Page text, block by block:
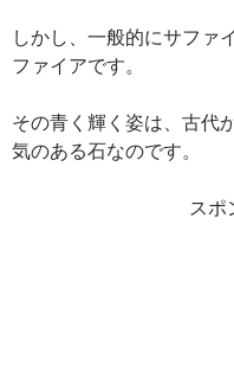
しかし、一般的にサファ
ファイアです。
その青く輝く姿は、古代
気のある石なのです。
スポ